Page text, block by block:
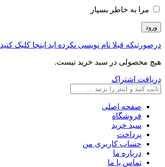
مرا به خاطر بسپار
درصورتیکه قبلا نام نویسی نکرده اید اینجا کلیک کنید
هیچ محصولی در سبد خرید نیست.
دریافت اشتراک
صفحه اصلی
فروشگاه
سبد خرید
پرداخت
حساب کاربری من
درباره ما
تماس با ما